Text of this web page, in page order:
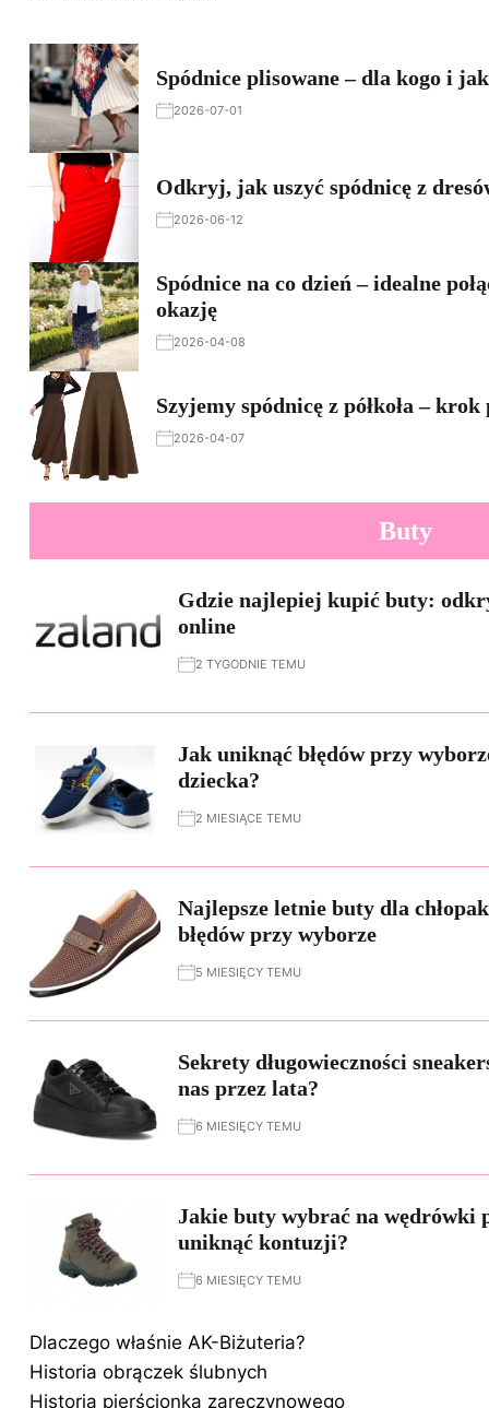
Spódnice plisowane – dla kogo i
2026-07-01
Odkryj, jak uszyć spódnicę z
2026-06-12
Spódnice na co dzień – idealne
okazję
2026-04-08
Szyjemy spódnicę z półkoła –
2026-04-07
Buty
Gdzie najlepiej kupić buty:
online
2 TYGODNIE TEMU
Jak uniknąć błędów przy
dziecka?
2 MIESIĄCE TEMU
Najlepsze letnie buty dla
błędów przy wyborze
5 MIESIĘCY TEMU
Sekrety długowieczności
nas przez lata?
6 MIESIĘCY TEMU
Jakie buty wybrać na wędrówki
uniknąć kontuzji?
6 MIESIĘCY TEMU
Dlaczego właśnie AK-Biżuteria?
Historia obrączek ślubnych
Historia pierścionka zaręczynowego